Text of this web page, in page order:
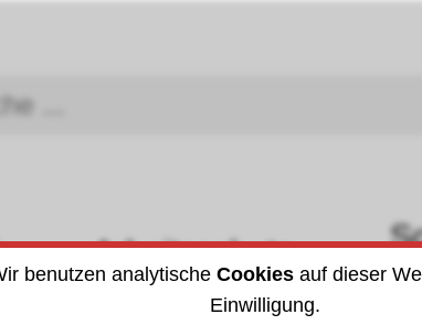
Arbeitsschutz
benutzen analytische Cookiesauf dieser
Einwilligung.